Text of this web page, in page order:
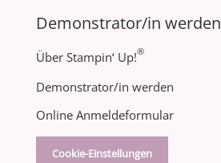
Demonstrator/in werden
Über Stampin‘ Up!®
Demonstrator/in werden
Online Anmeldeformular
Cookie-Einstellungen